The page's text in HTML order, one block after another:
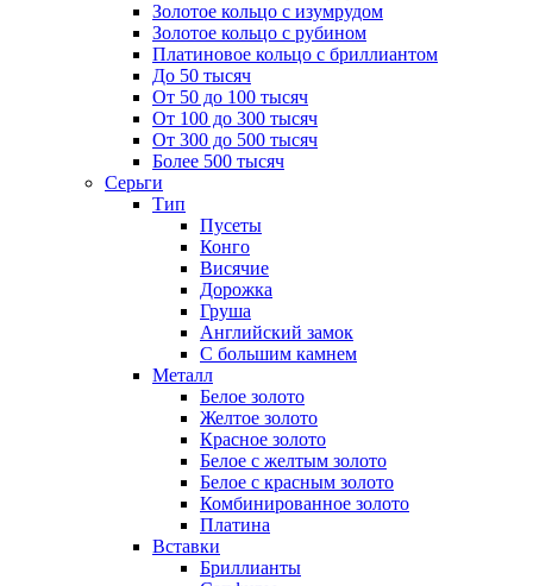
Золотое кольцо с изумрудом
Золотое кольцо с рубином
Платиновое кольцо с бриллиантом
До 50 тысяч
От 50 до 100 тысяч
От 100 до 300 тысяч
От 300 до 500 тысяч
Более 500 тысяч
Серьги
Тип
Пусеты
Конго
Висячие
Дорожка
Груша
Английский замок
С большим камнем
Металл
Белое золото
Желтое золото
Красное золото
Белое с желтым золото
Белое с красным золото
Комбинированное золото
Платина
Вставки
Бриллианты